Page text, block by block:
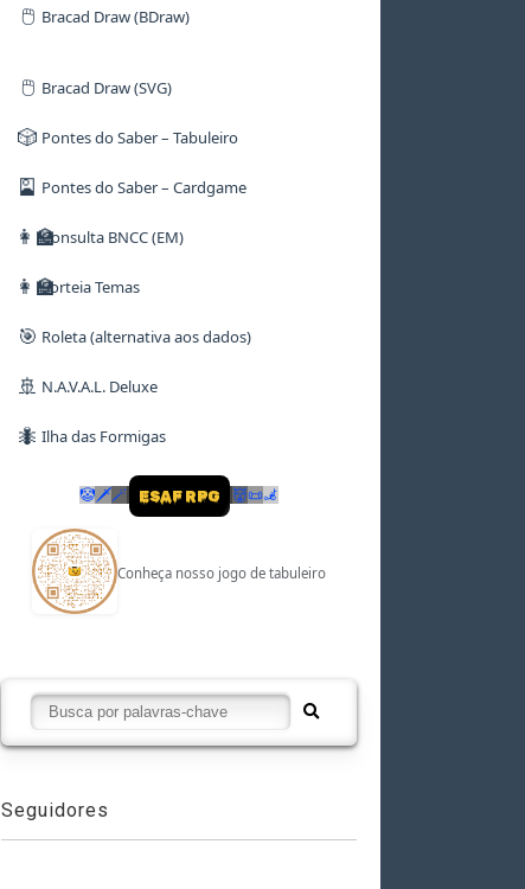
🖱️ Bracad Draw (BDraw)
🖱️ Bracad Draw (SVG)
🎲 Pontes do Saber – Tabuleiro
🎴 Pontes do Saber – Cardgame
👩‍🏫Consulta BNCC (EM)
👩‍🏫Sorteia Temas
🎯 Roleta (alternativa aos dados)
🚢 N.A.V.A.L. Deluxe
🐜 Ilha das Formigas
🤡🗡🪄 ESAF RPG 👹📜🦼
Conheça nosso jogo de tabuleiro
Seguidores